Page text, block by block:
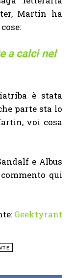
Martin ha
a calci nel
è stata
parte sta lo
voi cosa
e Albus
qui
Geektyrant